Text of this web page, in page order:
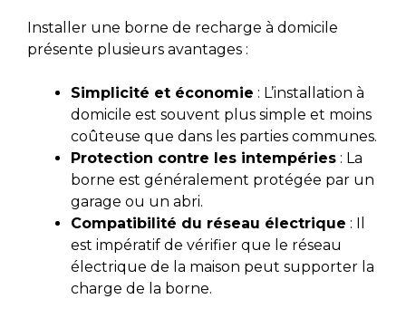
Installer une borne de recharge à domicile
présente plusieurs avantages :
Simplicité et économie : L’installation à
domicile est souvent plus simple et moins
coûteuse que dans les parties communes.
Protection contre les intempéries : La
borne est généralement protégée par un
garage ou un abri.
Compatibilité du réseau électrique : Il
est impératif de vérifier que le réseau
électrique de la maison peut supporter la
charge de la borne.